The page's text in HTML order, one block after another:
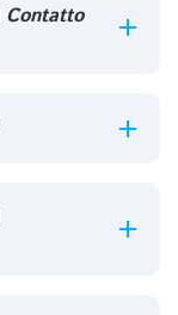
Contatto